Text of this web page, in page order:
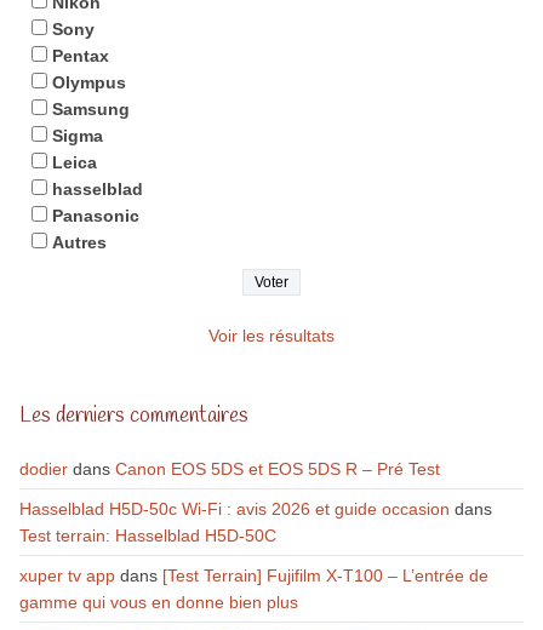
Sony
Pentax
Olympus
Samsung
Sigma
Leica
hasselblad
Panasonic
Autres
Voir les résultats
Les derniers commentaires
dodierdans Canon EOS 5DS et EOS 5DS R – Pré Test
Hasselblad H5D-50c Wi-Fi : avis 2026 et guide occasion dans
Test terrain: Hasselblad H5D-50C
xuper tv appdans [Test Terrain] Fujifilm X-T100 – L’entrée de
gamme qui vous en donne bien plus